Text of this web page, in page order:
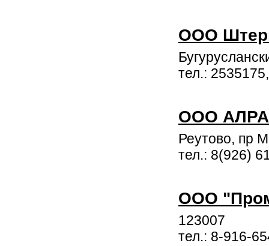
ООО
тел.:
ООО
Реутово, пр
тел.: 8(926)
ООО
123007
тел.: 8-916-